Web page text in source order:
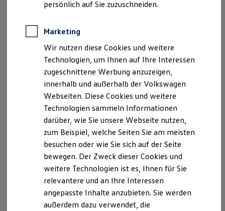
Reichweite
Rekuperation
Laden unterwegs
Laden Zuhause
Ladestationen finden
Ladezeitensimulator
Batterie
Sicherheit
Nachhaltigkeit
Technologie
Kosten und Kauf
Verbrauchskosten
Kaufoptionen
E-Auto-Förderung
Software und Konnektivität
Die ID. Software 6
ID. Software Versionen und Updates
Digitale Extras
Schnittstellen zu Ihrem ID.
, 1 von 2 , 2 von 2
Nutzungsbedingungen
Datenschutzerklärungen
Cookie-Richtlinie
Lizenzhinweise Dritter
Angaben zum Digital Services Act (DSA)
EU Data Act
Produktsicherheitsinformationen
Vertrag Widerrufen
persönlich auf Sie zuzuschneiden.
Marketing
Wir nutzen diese Cookies und weitere
Technologien, um Ihnen auf Ihre Interessen
zugeschnittene Werbung anzuzeigen,
innerhalb und außerhalb der Volkswagen
Webseiten. Diese Cookies und weitere
Technologien sammeln Informationen
darüber, wie Sie unsere Webseite nutzen,
zum Beispiel, welche Seiten Sie am meisten
besuchen oder wie Sie sich auf der Seite
bewegen. Der Zweck dieser Cookies und
weitere Technologien ist es, Ihnen für Sie
relevantere und an Ihre Interessen
angepasste Inhalte anzubieten. Sie werden
außerdem dazu verwendet, die